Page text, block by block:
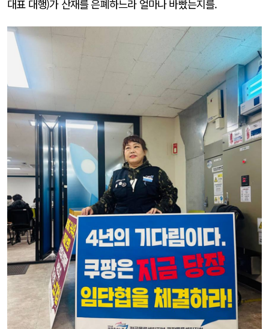
대표 대행)가 산재를 은폐하느라 얼마나 바빴는지를.